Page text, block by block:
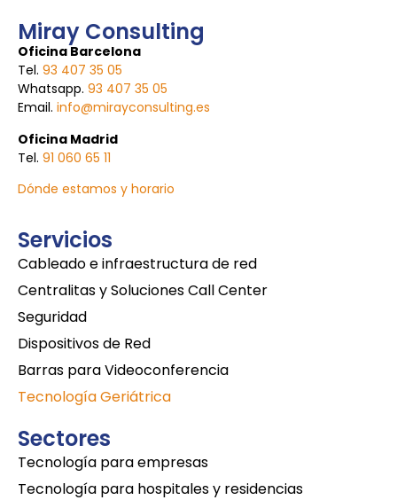
Miray Consulting
Oficina Barcelona
Tel. 93 407 35 05
Whatsapp. 93 407 35 05
Email. info@mirayconsulting.es
Oficina Madrid
Tel. 91 060 65 11
Dónde estamos y horario
Servicios
Cableado e infraestructura de red
Centralitas y Soluciones Call Center
Seguridad
Dispositivos de Red
Barras para Videoconferencia
Tecnología Geriátrica
Sectores
Tecnología para empresas
Tecnología para hospitales y residencias